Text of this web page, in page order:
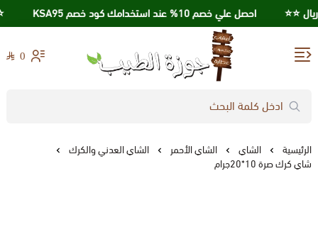
احصل علي خصم 10% عند استخدامك كود خصم KSA95
جوزة الطيب 0
الرئيسية الشاي الشاي الأحمر
الشاي العدني والكرك
شاي كرك صرة 10*20جرام